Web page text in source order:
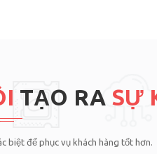
TẠO RA SỰ
biệt để phục vụ khách hàng tốt hơn.